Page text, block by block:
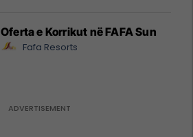
Oferta e Korrikut në FAFA Sun
Fafa Resorts